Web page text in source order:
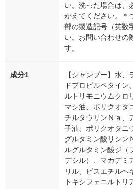
い。洗った場合は、
かえてください。＊
部の製造記号（英数
い。お問い合わせの
す。
成分1
【シャンプー】水
ドプロピルベタイ
ルトリモニウムクロ
マシ油、ポリクオタ
チルタウリンＮａ、
子油、ポリクオタニ
グルタミン酸リシン
ルグルタミン酸ジ（
デシル）、マカデミ
リル、ビスエチルヘ
トキシフェニルトリ